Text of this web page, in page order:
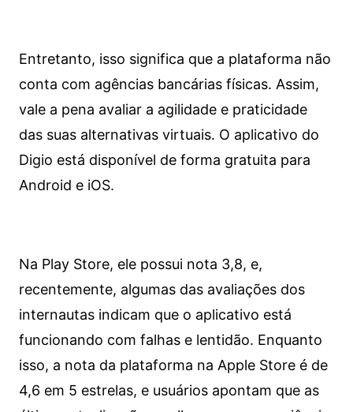
Entretanto, isso significa que a plataforma não
conta com agências bancárias físicas. Assim,
vale a pena avaliar a agilidade e praticidade
das suas alternativas virtuais. O aplicativo do
Digio está disponível de forma gratuita para
Android e iOS.
Na Play Store, ele possui nota 3,8, e,
recentemente, algumas das avaliações dos
internautas indicam que o aplicativo está
funcionando com falhas e lentidão. Enquanto
isso, a nota da plataforma na Apple Store é de
4,6 em 5 estrelas, e usuários apontam que as